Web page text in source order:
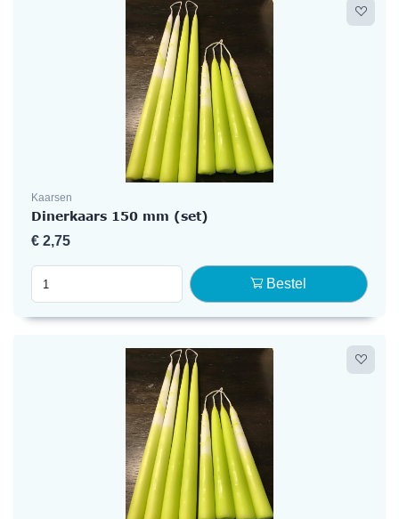
Kaarsen
Dinerkaars 150 mm (set)
€ 2,75
Bestel